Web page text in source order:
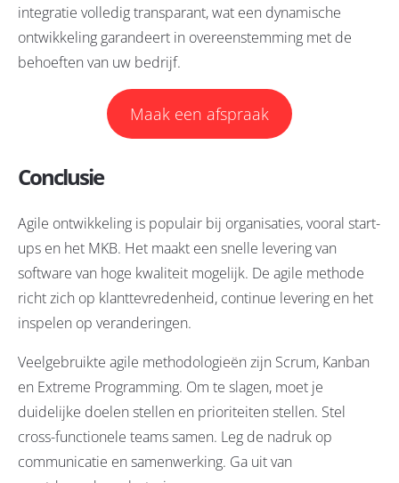
integratie volledig transparant, wat een dynamische
ontwikkeling garandeert in overeenstemming met de
behoeften van uw bedrijf.
Maak een afspraak
Conclusie
Agile ontwikkeling is populair bij organisaties, vooral start-
ups en het MKB. Het maakt een snelle levering van
software van hoge kwaliteit mogelijk. De agile methode
richt zich op klanttevredenheid, continue levering en het
inspelen op veranderingen.
Veelgebruikte agile methodologieën zijn Scrum, Kanban
en Extreme Programming. Om te slagen, moet je
duidelijke doelen stellen en prioriteiten stellen. Stel
cross-functionele teams samen. Leg de nadruk op
communicatie en samenwerking. Ga uit van